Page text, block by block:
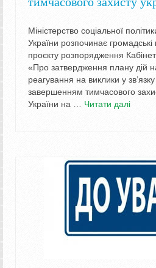
Міністерство соціальної
України розпочинає громадські
проєкту розпорядження
«Про затвердження плану дій
реагування на виклики у
завершенням тимчасового
України на … Читати далі